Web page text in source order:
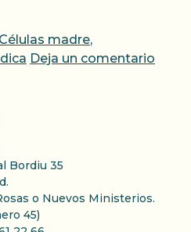
Células madre,
Deja un comentario
Bordiu 35
o Nuevos Ministerios.
45)